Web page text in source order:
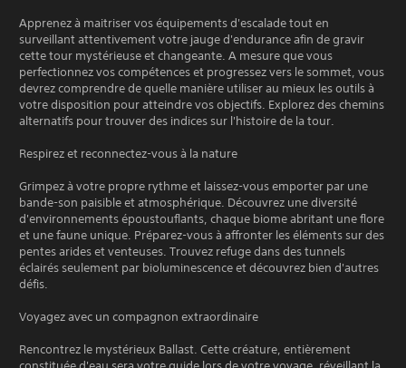
Apprenez à maitriser vos équipements d'escalade tout en
surveillant attentivement votre jauge d'endurance afin de gravir
cette tour mystérieuse et changeante. A mesure que vous
perfectionnez vos compétences et progressez vers le sommet, vous
devrez comprendre de quelle manière utiliser au mieux les outils à
votre disposition pour atteindre vos objectifs. Explorez des chemins
alternatifs pour trouver des indices sur l'histoire de la tour.
Respirez et reconnectez-vous à la nature
Grimpez à votre propre rythme et laissez-vous emporter par une
bande-son paisible et atmosphérique. Découvrez une diversité
d'environnements époustouflants, chaque biome abritant une flore
et une faune unique. Préparez-vous à affronter les éléments sur des
pentes arides et venteuses. Trouvez refuge dans des tunnels
éclairés seulement par bioluminescence et découvrez bien d'autres
défis.
Voyagez avec un compagnon extraordinaire
Rencontrez le mystérieux Ballast. Cette créature, entièrement